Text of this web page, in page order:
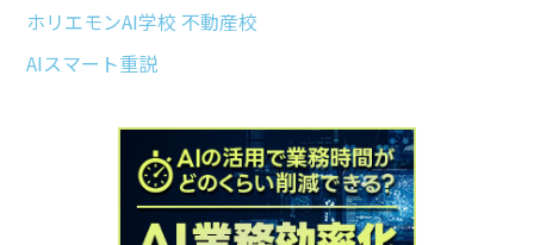
ホリエモンAI学校 不動産校
AIスマート重説